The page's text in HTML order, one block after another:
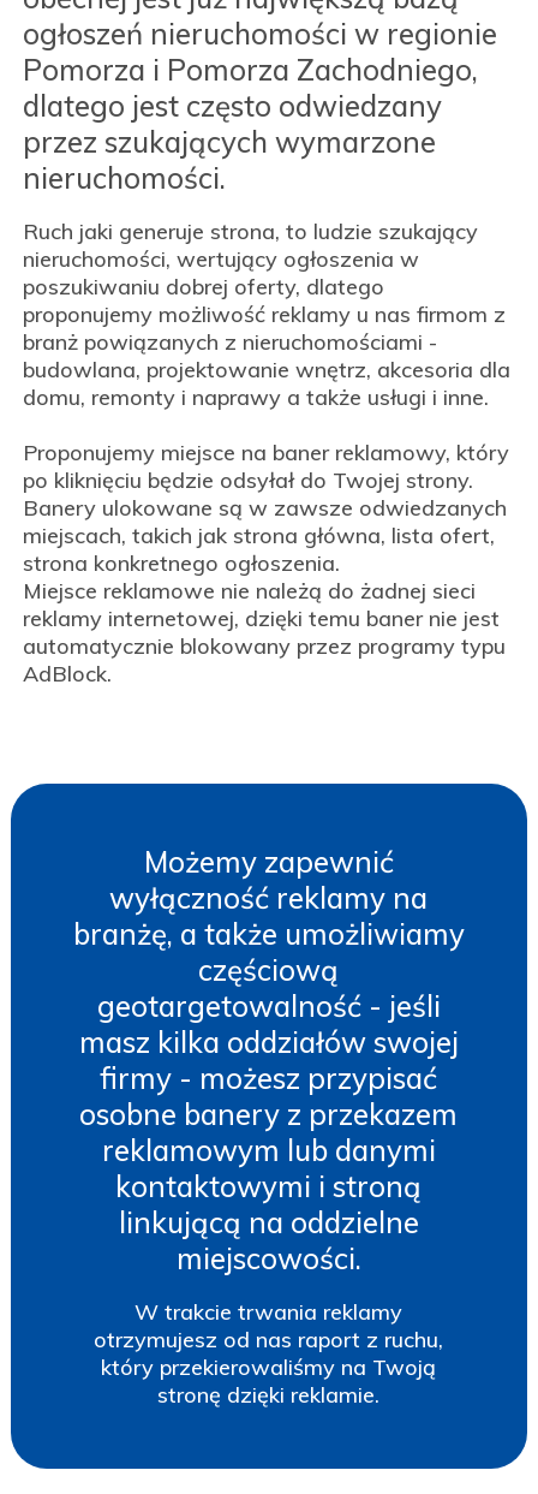
ogłoszeń nieruchomości w regionie
Pomorza i Pomorza Zachodniego,
dlatego jest często odwiedzany
przez szukających wymarzone
nieruchomości.
Ruch jaki generuje strona, to ludzie szukający
nieruchomości, wertujący ogłoszenia w
poszukiwaniu dobrej oferty, dlatego
proponujemy możliwość reklamy u nas firmom z
branż powiązanych z nieruchomościami -
budowlana, projektowanie wnętrz, akcesoria dla
domu, remonty i naprawy a także usługi i inne.
Proponujemy miejsce na baner reklamowy, który
po kliknięciu będzie odsyłał do Twojej strony.
Banery ulokowane są w zawsze odwiedzanych
miejscach, takich jak strona główna, lista ofert,
strona konkretnego ogłoszenia.
Miejsce reklamowe nie należą do żadnej sieci
reklamy internetowej, dzięki temu baner nie jest
automatycznie blokowany przez programy typu
AdBlock.
Możemy zapewnić
wyłączność reklamy na
branżę, a także umożliwiamy
częściową
geotargetowalność - jeśli
masz kilka oddziałów swojej
firmy - możesz przypisać
osobne banery z przekazem
reklamowym lub danymi
kontaktowymi i stroną
linkującą na oddzielne
miejscowości.
W trakcie trwania reklamy
otrzymujesz od nas raport z ruchu,
który przekierowaliśmy na Twoją
stronę dzięki reklamie.